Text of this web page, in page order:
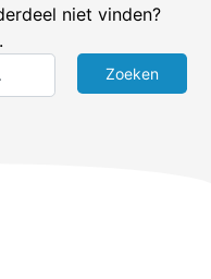
niet vinden?